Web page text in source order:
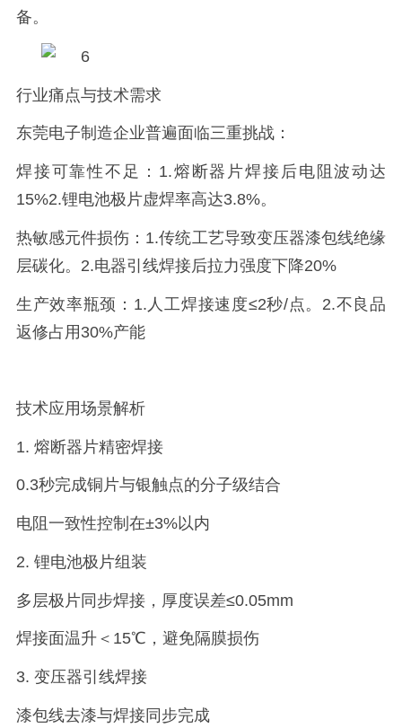
备。
行业痛点与技术需求
东莞电子制造企业普遍面临三重挑战：
焊接可靠性不足： 1.熔断器片焊接后电阻波动达
15%2.锂电池极片虚焊率高达3.8%。
热敏感元件损伤： 1.传统工艺导致变压器漆包线绝缘
层碳化。 2.电器引线焊接后拉力强度下降20%
生产效率瓶颈： 1. 人工焊接速度≤2秒/点 。 2.不良品
返修占用 30%产能
技术应用场景解析
1. 熔断器片精密焊接
0.3秒完成铜片与银触点的分子级结合
电阻一致性控制在±3%以内
2. 锂电池极片组装
多层极片同步焊接，厚度误差≤0.05mm
焊接面温升＜ 15℃ ，避免隔膜损伤
3. 变压器引线焊接
漆包线去漆与焊接同步完成